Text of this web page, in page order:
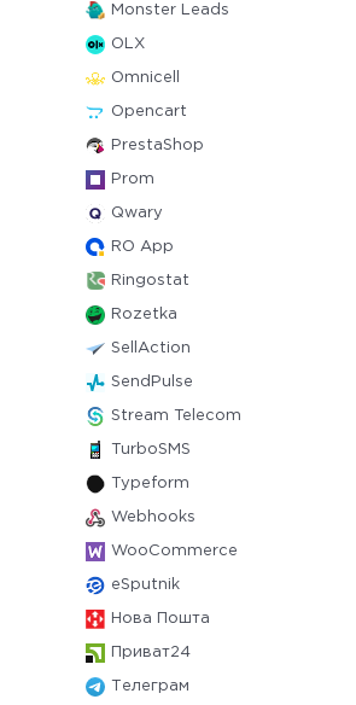
Monster Leads
OLX
Omnicell
Opencart
PrestaShop
Prom
Qwary
RO App
Ringostat
Rozetka
SellAction
SendPulse
Stream Telecom
TurboSMS
Typeform
Webhooks
WooCommerce
eSputnik
Нова Пошта
Приват24
Телеграм